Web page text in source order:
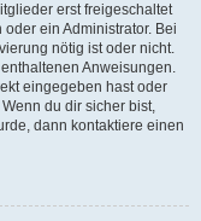
erst freigeschaltet
ein Administrator. Bei
nötig ist oder nicht.
Anweisungen.
eingegeben hast oder
du dir sicher bist,
dann kontaktiere einen